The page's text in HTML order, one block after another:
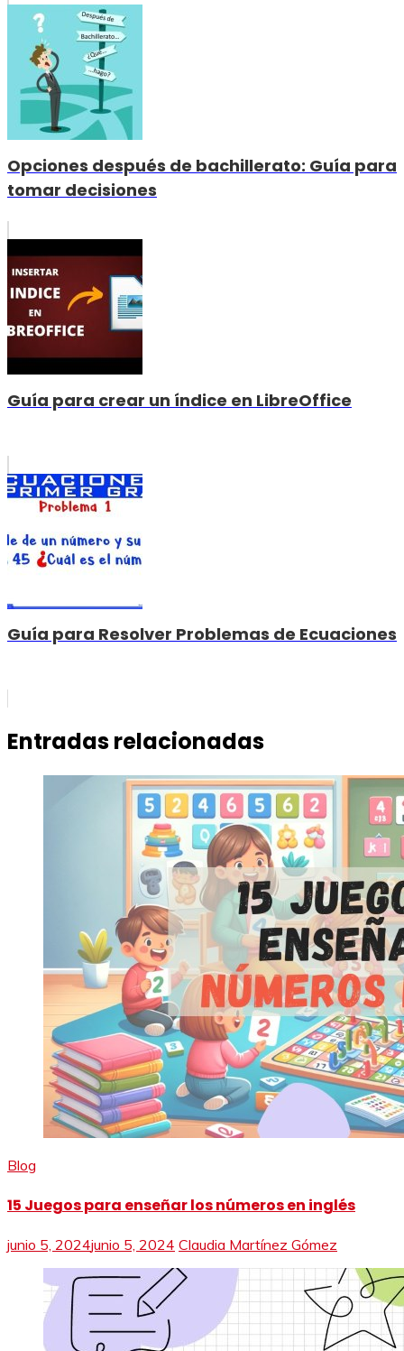
Opciones después de bachillerato: Guía para
tomar decisiones
Guía para crear un índice en LibreOffice
Guía para Resolver Problemas de Ecuaciones
Entradas relacionadas
Blog
15 Juegos para enseñar los números en inglés
junio 5, 2024junio 5, 2024 Claudia Martínez Gómez